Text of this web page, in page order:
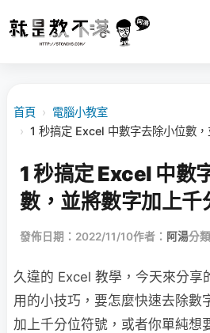
首頁 › 電腦小教室
› 1 秒搞定 Excel 中數字去除小位數
1 秒搞定 Excel 中數
數，並將數字加上千
發佈日期：2022/11/10作者： 阿湯分
久違的 Excel 教學，今天來分享
用的小技巧，要怎麼快速去除數
加上千分位符號，或者你單純想